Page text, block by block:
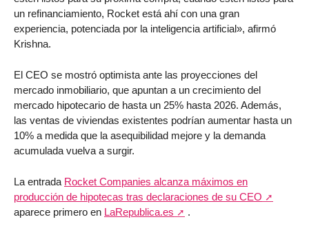
un refinanciamiento, Rocket está ahí con una gran
experiencia, potenciada por la inteligencia artificial», afirmó
Krishna.
El CEO se mostró optimista ante las proyecciones del
mercado inmobiliario, que apuntan a un crecimiento del
mercado hipotecario de hasta un 25% hasta 2026. Además,
las ventas de viviendas existentes podrían aumentar hasta un
10% a medida que la asequibilidad mejore y la demanda
acumulada vuelva a surgir.
La entrada Rocket Companies alcanza máximos en
producción de hipotecas tras declaraciones de su CEO
aparece primero en LaRepublica.es .